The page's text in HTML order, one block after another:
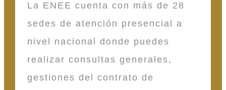
La ENEE cuenta con más de 28
sedes de atención presencial a
nivel nacional donde puedes
realizar consultas generales,
gestiones del contrato de